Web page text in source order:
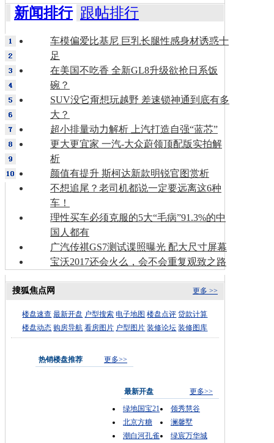
新闻排行 跟帖排行
车模偏爱比基尼 巨乳长腿性感身材诱惑十
足
在美国不吃香 全新GL8升级欲抢日系饭
碗？
SUV没它甭想玩越野 差速锁神通到底有多
大？
超小排量动力解析 上汽打造自强“蓝芯”
更大更宜家 一汽-大众蔚领顶配版实拍解
析
颜值有提升 斯柯达新款明锐官图赏析
不想追尾？老司机都说一定要远离这6种
车！
理性买车必须克服的5大“毛病”91.3%的中
国人都有
广汽传祺GS7测试谍照曝光 配大尺寸屏幕
宝沃2017还会火么，会不会重复观致之路
更多 >>
搜狐焦点网
楼盘速查 最新开盘 户型搜索 电子地图 楼盘点评 贷款计算
楼盘动态 购房导航 看房图片 户型图片 装修论坛 装修图库
热销楼盘推荐 更多>>
最新开盘
更多>>
绿地国宝21
领秀慧谷
北京方糖
澜馨墅
潮白河孔雀
绿宸万华城